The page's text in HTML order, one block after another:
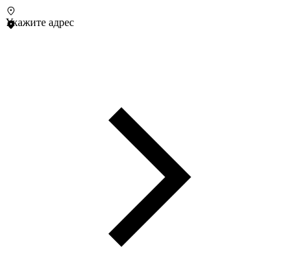
Укажите адрес